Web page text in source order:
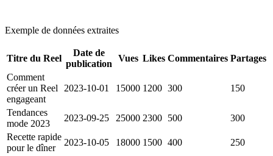
Exemple de données extraites
Titre du Reel
Date de
publication
Vues Likes Commentaires Partages
Comment
créer un Reel
engageant
2023-10-01 15000 1200 300 150
Tendances
mode 2023
2023-09-25 25000 2300 500
300
Recette rapide
pour le dîner
2023-10-05 18000 1500 400 250